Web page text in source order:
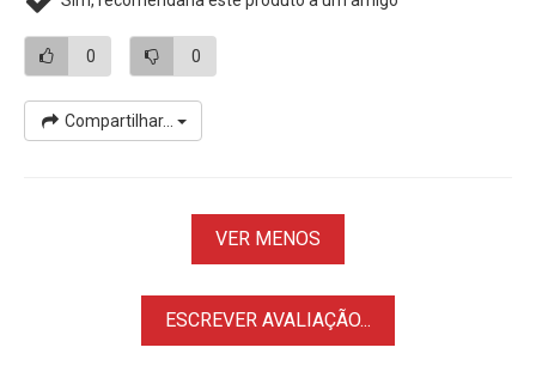
• Excelente Nikon DC-2
• Fácil controle do obturador para a exposição de longo
• Minimiza a vibração no momento da Filmagem/Foto
Câmeras NikonCompatíveis:Z7, Z7II, Z6, Z6II, D3100,
D3200, D3300, D5000, D5100, D5200, D5300, D5500, D5600,
0 0
Compartilhar...
VER MENOS
ESCREVER AVALIAÇÃO...